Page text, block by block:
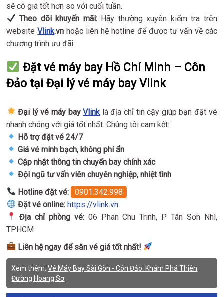
sẽ có giá tốt hơn so với cuối tuần.
Theo dõi khuyến mãi:Hãy thường xuyên kiểm tra trên
websiteVlink.vn hoặc liên hệ hotline để được tư vấn về các
chương trình ưu đãi.
Đặt vé máy bay Hồ Chí Minh – Côn
Đảo tại Đại lý vé máy bay Vlink
Đại lý vé máy bayVlinklà địa chỉ tin cậy giúp bạn đặt vé
nhanh chóng với giá tốt nhất. Chúng tôi cam kết:
Hỗ trợ đặt vé 24/7
Giá vé minh bạch, không phí ẩn
Cập nhật thông tin chuyến bay chính xác
Đội ngũ tư vấn viên chuyên nghiệp, nhiệt tình
Hotline đặt vé:
0901.342.998
Đặt vé online: https://vlink.vn
Địa chỉ phòng vé:06 Phan Chu Trinh, P Tân Sơn Nhì,
TPHCM
Liên hệ ngay để săn vé giá tốt nhất!
Xem thêm:Vé Máy Bay Sài Gòn - Côn Đảo: Khám Phá Thiên
Đường Hoang Sơ